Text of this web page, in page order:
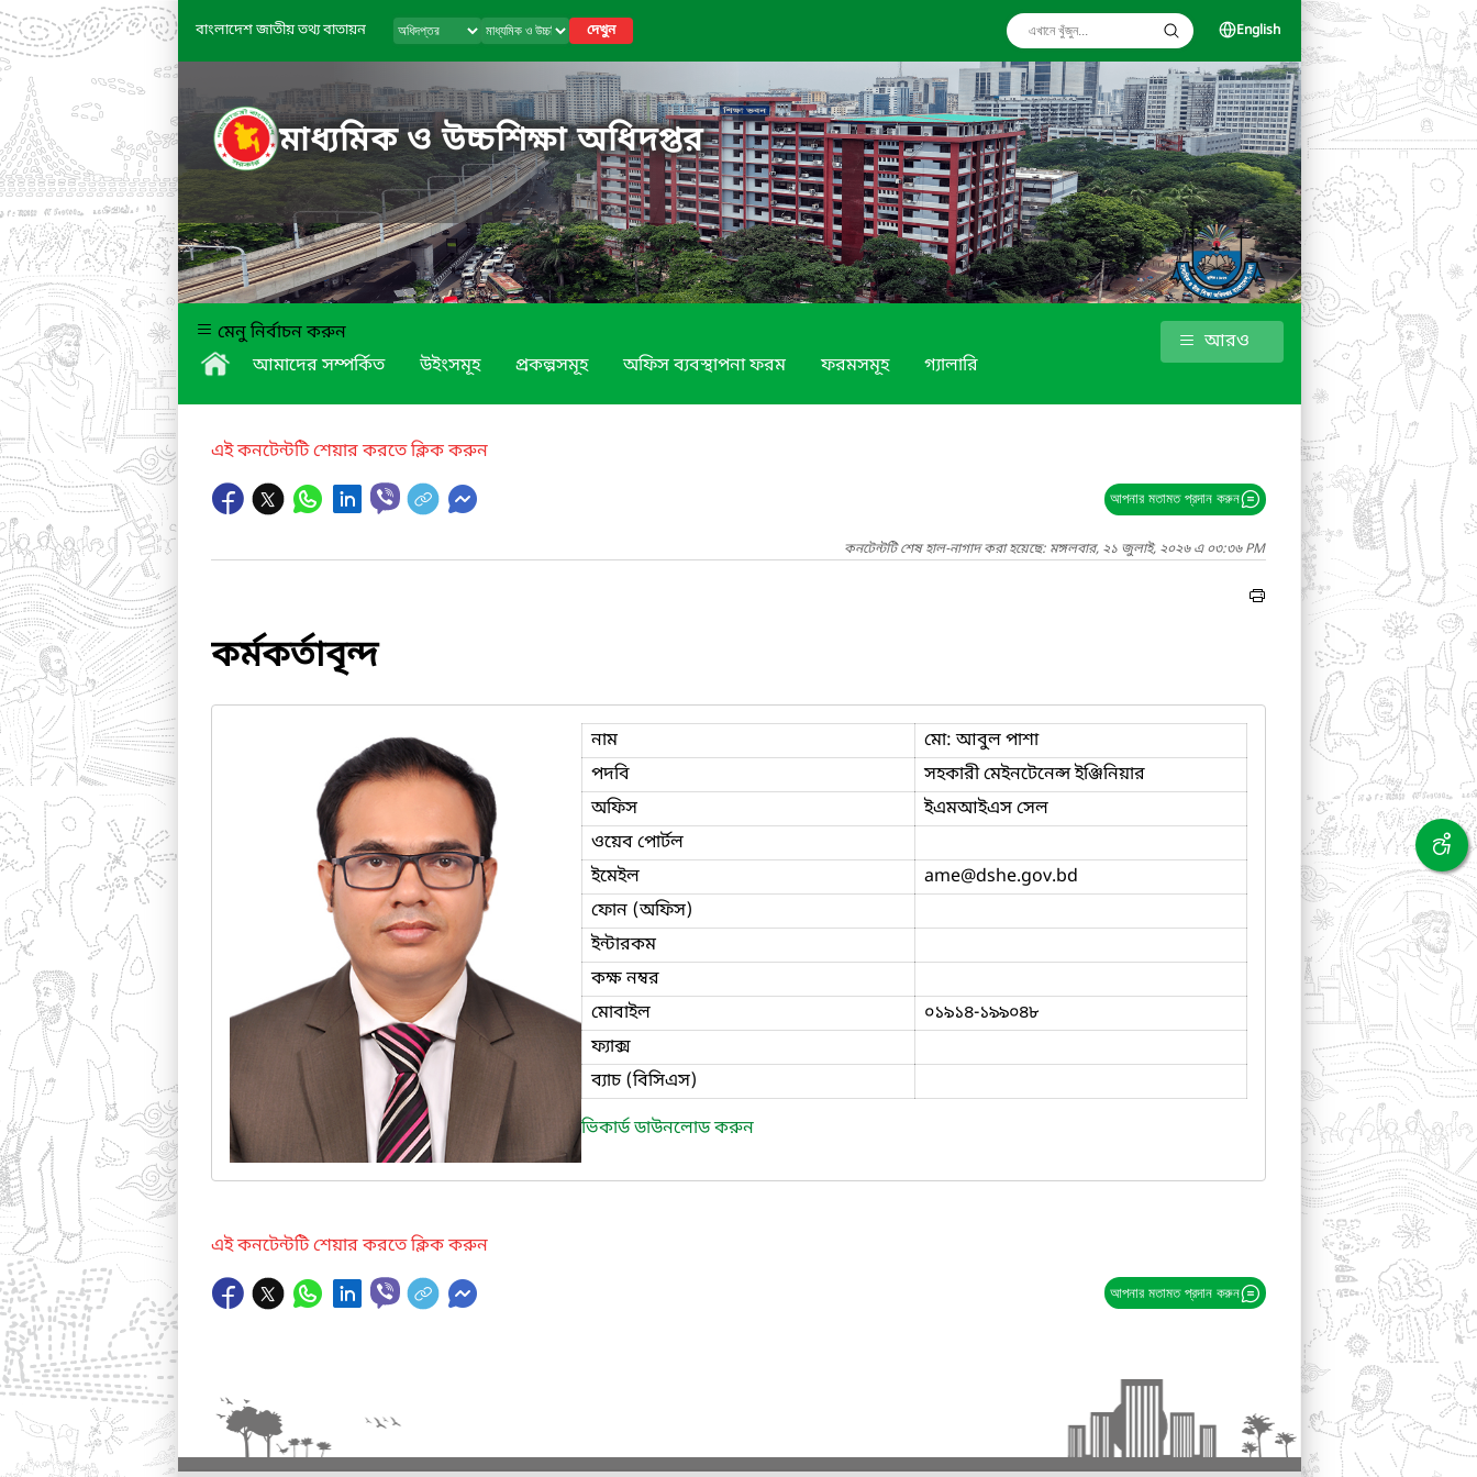
বাংলাদেশ জাতীয় তথ্য বাতায়ন দেখুন English
মাধ্যমিক ও উচ্চশিক্ষা অধিদপ্তর
মেনু নির্বাচন করুন
আমাদের সম্পর্কিত
উইংসমূহ প্রকল্পসমূহ অফিস ব্যবস্থাপনা ফরম ফরমসমূহ গ্যালারি
আরও
এই কনটেন্টটি শেয়ার করতে ক্লিক করুন
আপনার মতামত প্রদান করুন
কনটেন্টটি শেষ হাল-নাগাদ করা হয়েছে: মঙ্গলবার, ২১ জুলাই, ২০২৬ এ ০৩:৩৬ PM
কর্মকর্তাবৃন্দ
নাম
মো: আবুল পাশা
পদবি
সহকারী মেইনটেনেন্স ইঞ্জিনিয়ার
অফিস
ইএমআইএস সেল
ওয়েব পোর্টল
ইমেইল
ame@dshe.gov.bd
ফোন (অফিস)
ইন্টারকম
কক্ষ নম্বর
মোবাইল
০১৯১৪-১৯৯০৪৮
ফ্যাক্স
ব্যাচ (বিসিএস)
ভিকার্ড ডাউনলোড করুন
এই কনটেন্টটি শেয়ার করতে ক্লিক করুন
আপনার মতামত প্রদান করুন